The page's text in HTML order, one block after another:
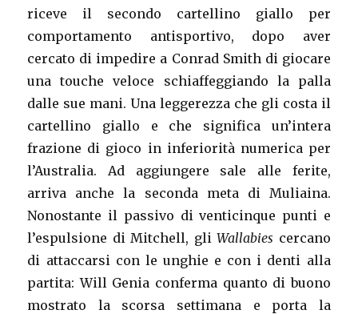
riceve il secondo cartellino giallo per
comportamento antisportivo, dopo aver
cercato di impedire a Conrad Smith di giocare
una touche veloce schiaffeggiando la palla
dalle sue mani. Una leggerezza che gli costa il
cartellino giallo e che significa un’intera
frazione di gioco in inferiorità numerica per
l’Australia. Ad aggiungere sale alle ferite,
arriva anche la seconda meta di Muliaina.
Nonostante il passivo di venticinque punti e
l’espulsione di Mitchell, gliWallabies cercano
di attaccarsi con le unghie e con i denti alla
partita: Will Genia conferma quanto di buono
mostrato la scorsa settimana e porta la